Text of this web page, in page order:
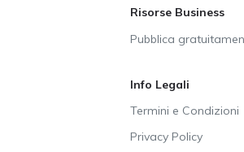
Risorse Business
Pubblica
Info Legali
Termini e Condizioni
Privacy Policy